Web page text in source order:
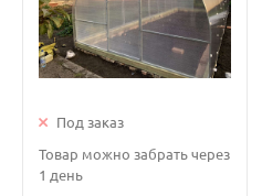
Под заказ
Товар можно забрать через
1 день